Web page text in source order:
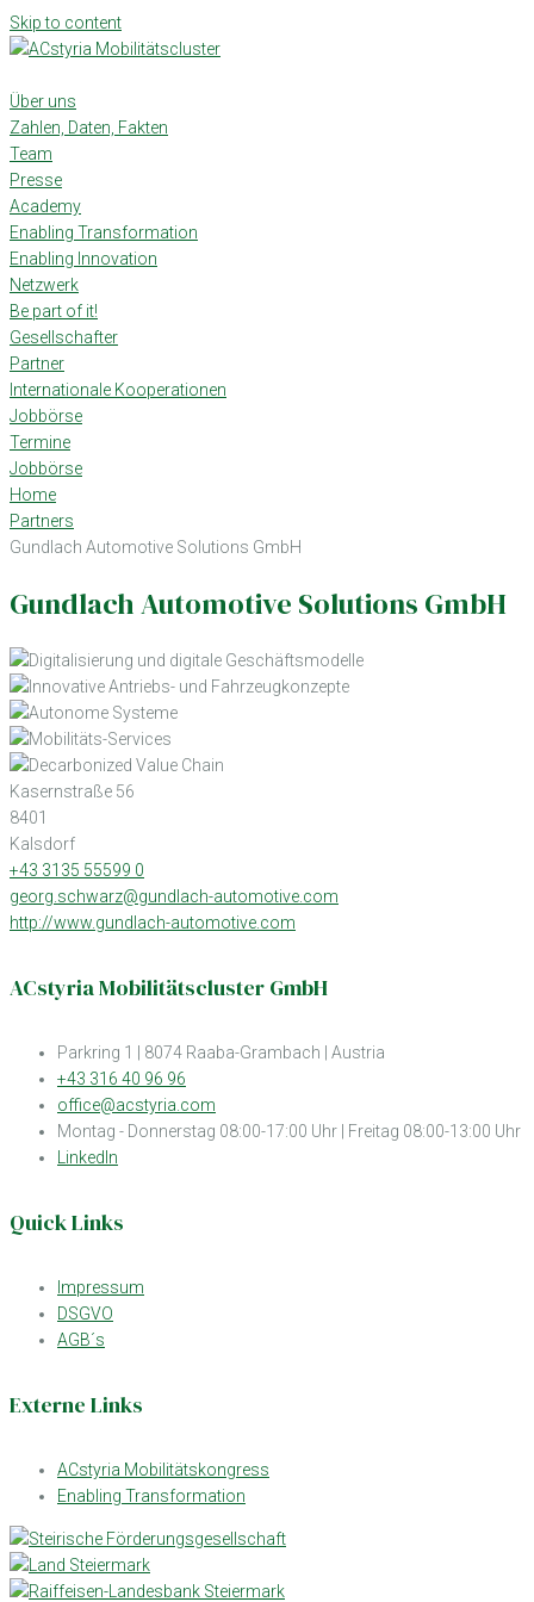
Skip to content
Über uns
Zahlen, Daten, Fakten
Team
Presse
Academy
Enabling Transformation
Enabling Innovation
Netzwerk
Be part of it!
Gesellschafter
Partner
Internationale Kooperationen
Jobbörse
Termine
Jobbörse
Home
Partners
Gundlach Automotive Solutions GmbH
Gundlach Automotive Solutions GmbH
Kasernstraße 56
8401
Kalsdorf
+43 3135 55599 0
georg.schwarz@gundlach-automotive.com
http://www.gundlach-automotive.com
ACstyria Mobilitätscluster GmbH
Parkring 1 | 8074 Raaba-Grambach | Austria
+43 316 40 96 96
office@acstyria.com
Montag - Donnerstag 08:00-17:00 Uhr | Freitag 08:00-13:00 Uhr
LinkedIn
Quick Links
Impressum
DSGVO
AGB´s
Externe Links
ACstyria Mobilitätskongress
Enabling Transformation